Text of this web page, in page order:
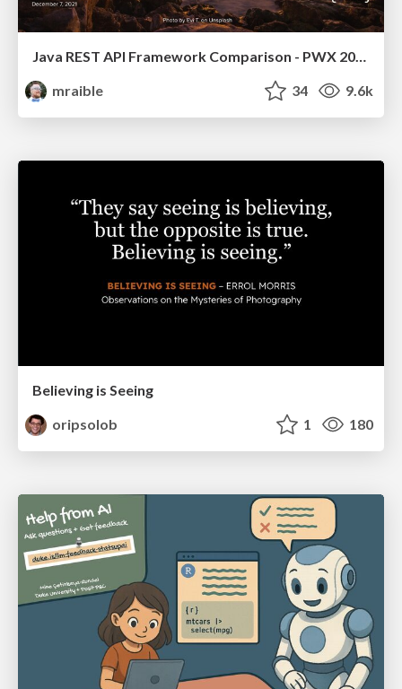
Java REST API Framework Comparison - PWX 2021
mraible
34 9.6k
Believing is Seeing
oripsolob
1 180